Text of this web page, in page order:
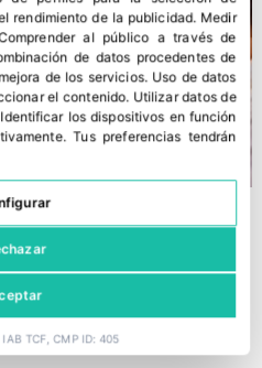
rendimiento de la publicidad. Medir
al público a través de
de datos procedentes de
de los servicios. Uso de datos
el contenido. Utilizar datos de
Identificar los dispositivos en función
.Tus preferencias tendrán
TCF, CMP ID: 405